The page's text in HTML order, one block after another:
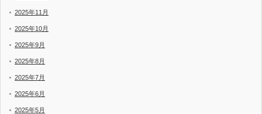
2025年11月
2025年10月
2025年9月
2025年8月
2025年7月
2025年6月
2025年5月